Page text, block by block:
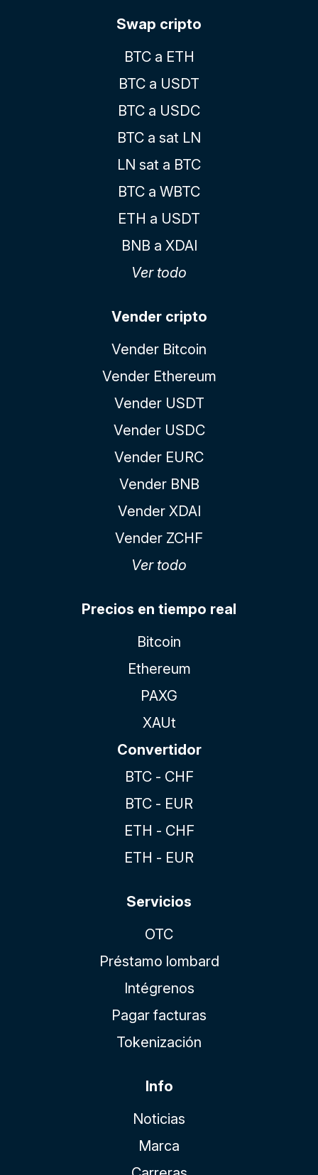
Swap cripto
BTC a ETH
BTC a USDT
BTC a USDC
BTC a sat LN
LN sat a BTC
BTC a WBTC
ETH a USDT
BNB a XDAI
Ver todo
Vender cripto
Vender Bitcoin
Vender Ethereum
Vender USDT
Vender USDC
Vender EURC
Vender BNB
Vender XDAI
Vender ZCHF
Ver todo
Precios en tiempo real
Bitcoin
Ethereum
PAXG
XAUt
Convertidor
BTC - CHF
BTC - EUR
ETH - CHF
ETH - EUR
Servicios
OTC
Préstamo lombard
Intégrenos
Pagar facturas
Tokenización
Info
Noticias
Marca